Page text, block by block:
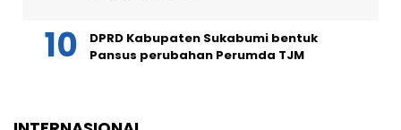
DPRD Kabupaten Sukabumi bentuk
Pansus perubahan Perumda TJM